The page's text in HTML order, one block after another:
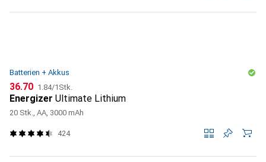
Batterien + Akkus
CHF
36.70 CHF
1.84/1Stk.
Energizer Ultimate Lithium
20 Stk., AA, 3000 mAh
424